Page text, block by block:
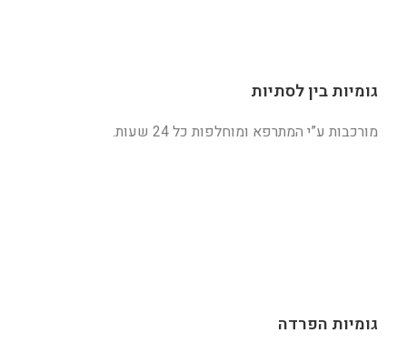
גומיות בין לסתיות
מורכבות ע”י המתרפא ומוחלפות כל 24 שעות.
גומיות הפרדה